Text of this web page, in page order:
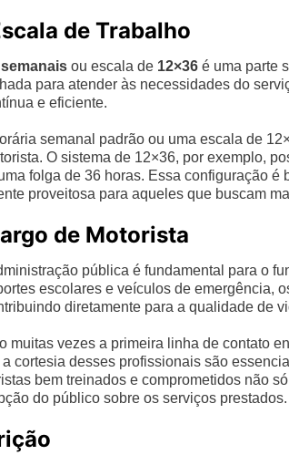
de Trabalho
ou escala de 12×36 é uma parte
para atender às necessidades do
e eficiente.
semanal padrão ou uma escala de
O sistema de 12×36, por exemplo,
folga de 36 horas. Essa configuração é
proveitosa para aqueles que buscam
de Motorista
pública é fundamental para o
escolares e veículos de emergência,
diretamente para a qualidade de
muitas vezes a primeira linha de contato
cortesia desses profissionais são
bem treinados e comprometidos não
do público sobre os serviços prestados.